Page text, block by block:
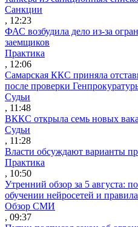
Санкции
, 12:23
ФАС возбудила дело из-за
заемщиков
Практика
, 12:06
Самарская ККС приняла
после проверки
Судьи
, 11:48
ВККС открыла семь новых
Судьи
, 11:28
Власти обсуждают варианты
Практика
, 10:50
Утренний обзор за 5 августа:
обучении нейросетей и
Обзор СМИ
, 09:37